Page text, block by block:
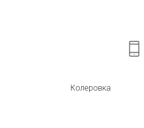
Колеровка